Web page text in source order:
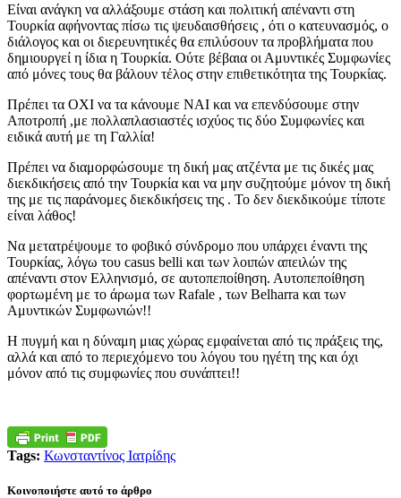
Είναι ανάγκη να αλλάξουμε στάση και πολιτική απέναντι στη
Τουρκία αφήνοντας πίσω τις ψευδαισθήσεις , ότι ο κατευνασμός, ο
διάλογος και οι διερευνητικές θα επιλύσουν τα προβλήματα που
δημιουργεί η ίδια η Τουρκία. Ούτε βέβαια οι Αμυντικές Συμφωνίες
από μόνες τους θα βάλουν τέλος στην επιθετικότητα της Τουρκίας.
Πρέπει τα ΟΧΙ να τα κάνουμε ΝΑΙ και να επενδύσουμε στην
Αποτροπή ,με πολλαπλασιαστές ισχύος τις δύο Συμφωνίες και
ειδικά αυτή με τη Γαλλία!
Πρέπει να διαμορφώσουμε τη δική μας ατζέντα με τις δικές μας
διεκδικήσεις από την Τουρκία και να μην συζητούμε μόνον τη δική
της με τις παράνομες διεκδικήσεις της . Το δεν διεκδικούμε τίποτε
είναι λάθος!
Να μετατρέψουμε το φοβικό σύνδρομο που υπάρχει έναντι της
Τουρκίας, λόγω του casus belli και των λοιπών απειλών της
απέναντι στον Ελληνισμό, σε αυτοπεποίθηση. Αυτοπεποίθηση
φορτωμένη με το άρωμα των Rafale , των Belharra και των
Αμυντικών Συμφωνιών!!
Η πυγμή και η δύναμη μιας χώρας εμφαίνεται από τις πράξεις της,
αλλά και από το περιεχόμενο του λόγου του ηγέτη της και όχι
μόνον από τις συμφωνίες που συνάπτει!!
Tags: Κωνσταντίνος Ιατρίδης
Κοινοποιήστε αυτό το άρθρο